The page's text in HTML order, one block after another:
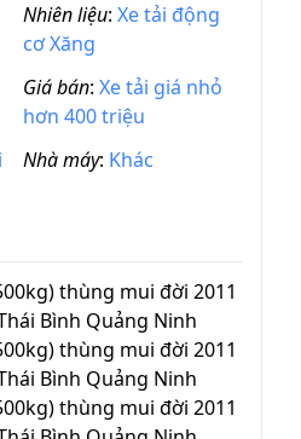
Nhiên liệu: Xe tải động
cơ Xăng
Giá bán: Xe tải giá nhỏ
hơn 400 triệu
Nhà máy: Khác
thùng mui đời 2011
Bình Quảng Ninh
thùng mui đời 2011
Bình Quảng Ninh
thùng mui đời 2011